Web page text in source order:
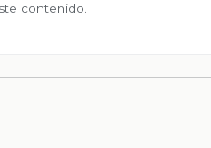
contenido.